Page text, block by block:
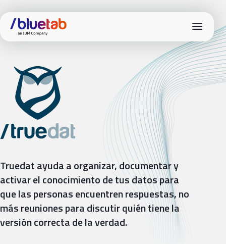
menu
Truedat
Truedat ayuda a organizar, documentar y
activar el conocimiento de tus datos para
que las personas encuentren respuestas, no
más reuniones para discutir quién tiene la
versión correcta de la verdad.